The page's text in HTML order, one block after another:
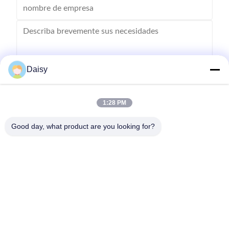
Daisy
1:28 PM
Good day, what product are you looking for?